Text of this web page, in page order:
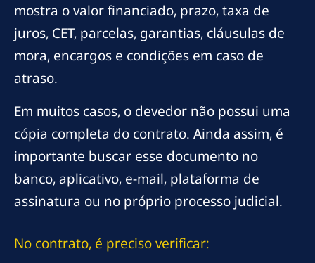
mostra o valor financiado, prazo, taxa de
juros, CET, parcelas, garantias, cláusulas de
mora, encargos e condições em caso de
atraso.
Em muitos casos, o devedor não possui uma
cópia completa do contrato. Ainda assim, é
importante buscar esse documento no
banco, aplicativo, e-mail, plataforma de
assinatura ou no próprio processo judicial.
No contrato, é preciso verificar: